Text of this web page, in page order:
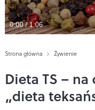
0:00 / 1:06
Strona główna Żywienie
Dieta TS –
„dieta